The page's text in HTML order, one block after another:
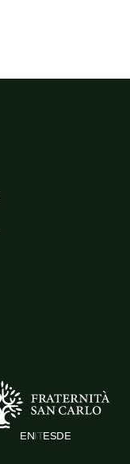
ENITESDE